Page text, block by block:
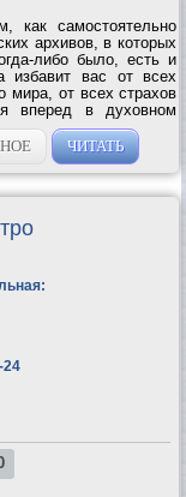
как самостоятельно
архивов, в которых
либо было, есть и
избавит вас от всех
мира, от всех страхов
вперед в духовном
не физическое место,
ЧИТАТЬ
24